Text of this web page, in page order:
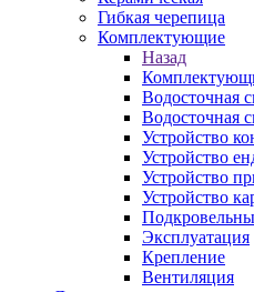
Гибкая черепица
Комплектующие
Назад
Водосточная
Водосточная
Устройство
Устройство
Устройство
Устройство
Эксплуатация
Крепление
Вентиляция